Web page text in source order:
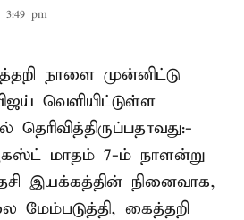
3:49 pm
நாளை முன்னிட்டு
வெளியிட்டுள்ள
தெரிவித்திருப்பதாவது:-
மாதம் 7-ம் நாளன்று
இயக்கத்தின் நினைவாக,
மேம்படுத்தி, கைத்தறி